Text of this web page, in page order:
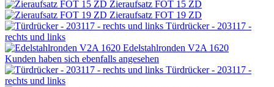
Zieraufsatz FOT 15 ZD
Zieraufsatz FOT 19 ZD
Türdrücker - 203117 -
rechts und links
Edelstahlronden V2A 1620
Kunden haben sich ebenfalls angesehen
Türdrücker - 203117 -
rechts und links